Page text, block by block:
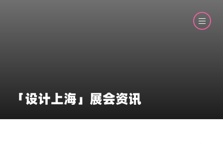
「设计上海」展会资讯